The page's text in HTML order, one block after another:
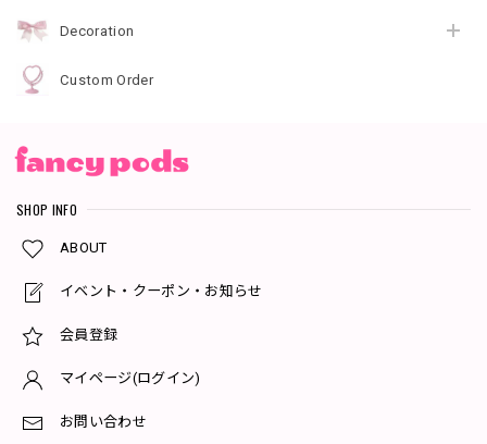
Decoration
Custom Order
SHOP INFO
ABOUT
イベント・クーポン・お知らせ
会員登録
マイページ(ログイン)
お問い合わせ